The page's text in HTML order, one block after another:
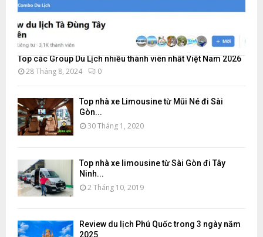
Top các Group Du Lịch nhiều thành viên nhất Việt Nam 2026
28 Tháng 8, 2024 0
Top nhà xe Limousine từ Mũi Né đi Sài
Gòn...
30 Tháng 1, 2020
Top nhà xe limousine từ Sài Gòn đi Tây
Ninh...
2 Tháng 10, 2019
Review du lịch Phú Quốc trong 3 ngày năm
2025